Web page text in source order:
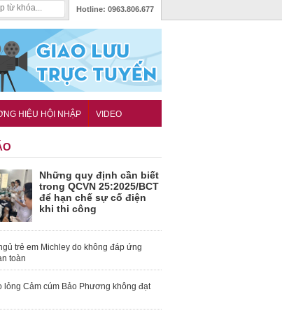
Hotline: 0963.806.677
HIỆU HỘI NHẬP VIDEO
Những quy định cần biết
trong QCVN 25:2025/BCT
để hạn chế sự cố điện
khi thi công
trẻ em Michley do không đáp ứng
toàn
lỏng Cảm cúm Bảo Phương không đạt